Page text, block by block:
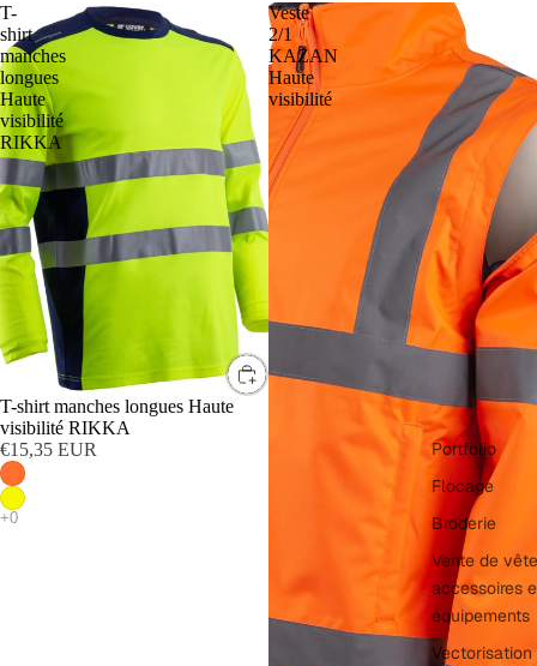
Portfolio
Flocage
Broderie
Vente de
accessoires
équipements
Vectorisation
T-
shirt
manches
longues
Haute
visibilité
RIKKA
T-shirt manches longues Haute
visibilité RIKKA
€15,35 EUR
Veste
2/1
KAZAN
Haute
visibilité